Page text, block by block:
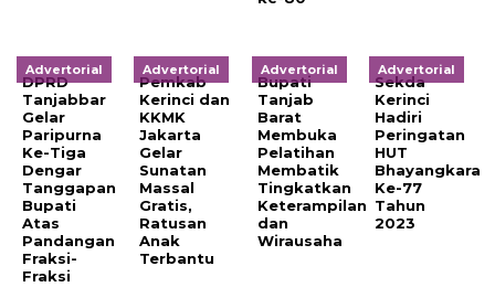
Advertorial
DPRD
Tanjabbar
Gelar
Paripurna
Ke-Tiga
Dengar
Tanggapan
Bupati
Atas
Pandangan
Fraksi-
Fraksi
Advertorial
Pemkab
Kerinci dan
KKMK
Jakarta
Gelar
Sunatan
Massal
Gratis,
Ratusan
Anak
Terbantu
Advertorial
Bupati
Tanjab
Barat
Membuka
Pelatihan
Membatik
Tingkatkan
Keterampilan
dan
Wirausaha
Advertorial
Sekda
Kerinci
Hadiri
Peringatan
HUT
Bhayangkara
Ke-77
Tahun
2023